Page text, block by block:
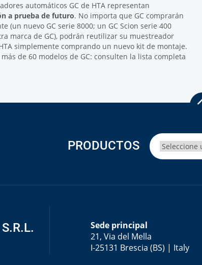
automáticos GC de HTA representan
a prueba de futuro. No importa que GC comprarán
(un nuevo GC serie 8000; un GC Scion serie 400
marca de GC), podrán reutilizar su muestreador
simplemente comprando un nuevo kit de montaje.
de 60 modelos de GC: consulten la lista completa
PRODUCTOS
Sede principal
21, Via del Mella
I-25131 Brescia (BS) | Italy